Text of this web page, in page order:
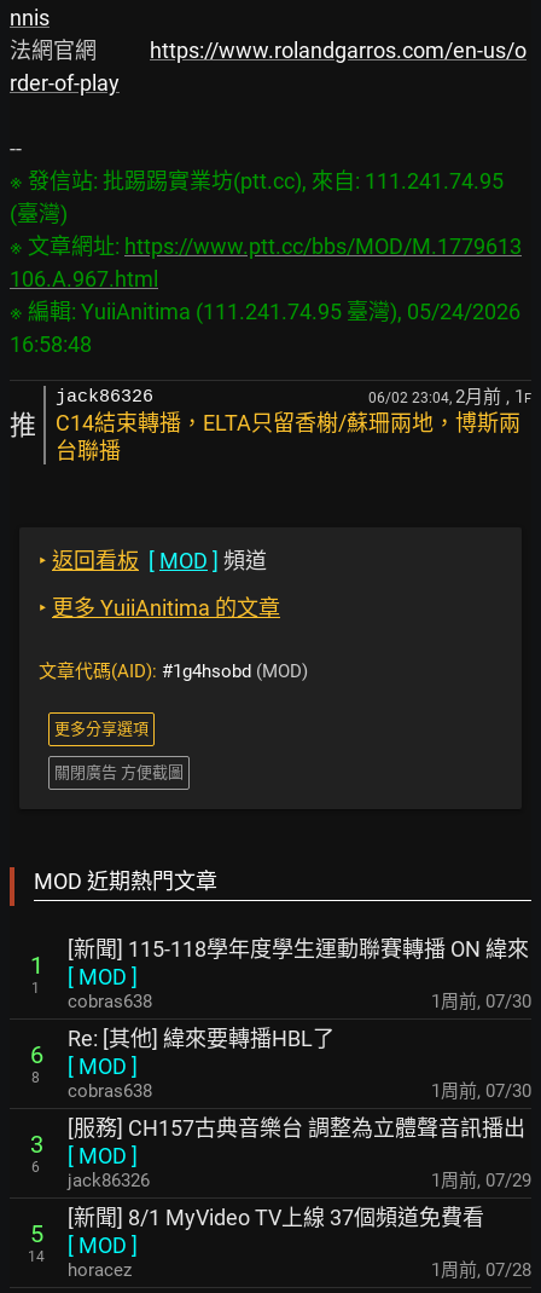
nnis
法網官網 https://www.rolandgarros.com/en-us/o
rder-of-play
※ 發信站: 批踢踢實業坊(ptt.cc), 來自: 111.241.74.95
(臺灣)
※ 文章網址: https://www.ptt.cc/bbs/MOD/M.1779613
106.A.967.html
※ 編輯: YuiiAnitima (111.241.74.95 臺灣), 05/24/2026
推
jack86326 06/02 23:04, 2月前 , 1 F
C14結束轉播，ELTA只留香榭/蘇珊兩地，博斯兩
台聯播
‣ 返回看板 [ MOD ] 頻道
‣ 更多 YuiiAnitima 的文章
文章代碼(AID): #1g4hsobd (MOD)
更多分享選項
關閉廣告 方便截圖
MOD 近期熱門文章
1
1
[新聞] 115-118學年度學生運動聯賽轉播 ON 緯來
[ MOD ]
cobras638 1周前, 07/30
6
8
Re: [其他] 緯來要轉播HBL了
[ MOD ]
cobras638 1周前, 07/30
3
6
[服務] CH157古典音樂台 調整為立體聲音訊播出
[ MOD ]
jack86326 1周前, 07/29
5
14
[新聞] 8/1 MyVideo TV上線 37個頻道免費看
[ MOD ]
horacez 1周前, 07/28